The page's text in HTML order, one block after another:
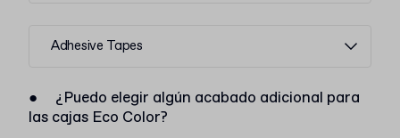
Adhesive Tapes
●
¿Puedo elegir algún acabado adicional para
las cajas Eco Color?